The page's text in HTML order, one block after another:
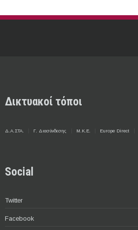
Δικτυακοί τόποι
Δ.Α.ΣΤΑ. Γ. Διασύνδεσης Μ.Κ.Ε. Europe Direct
Social
Twitter
Facebook